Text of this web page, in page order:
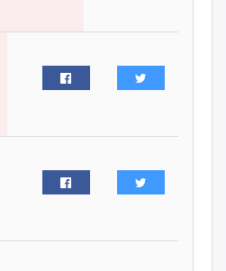
зогсоож, Арабын орнуудаас
Худалдагч Н.Амарзаяа:
дүүрдэг
АИ-92 шатахууны нийлүүлэлт